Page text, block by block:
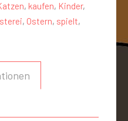
, kaufen, Kinder,
, Ostern, spielt,